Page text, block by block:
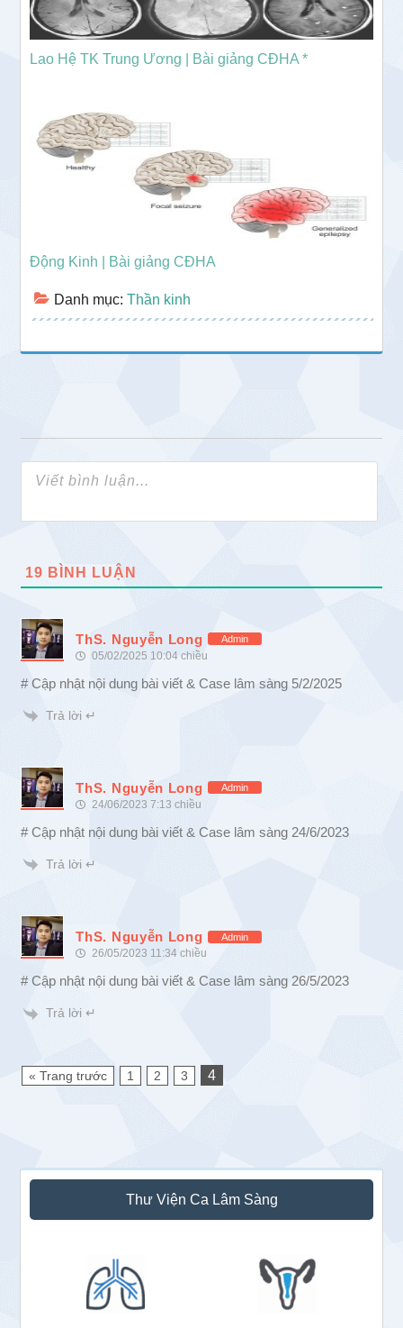
Lao Hệ TK Trung Ương | Bài giảng CĐHA *
Động Kinh | Bài giảng CĐHA
Danh mục:Thần kinh
19 BÌNH LUẬN
ThS. Nguyễn Long Admin
05/02/2025 10:04 chiều
# Cập nhật nội dung bài viết & Case lâm sàng 5/2/2025
Trả lời ↵
ThS. Nguyễn Long Admin
24/06/2023 7:13 chiều
# Cập nhật nội dung bài viết & Case lâm sàng 24/6/2023
Trả lời ↵
ThS. Nguyễn Long Admin
26/05/2023 11:34 chiều
# Cập nhật nội dung bài viết & Case lâm sàng 26/5/2023
Trả lời ↵
« Trang trước 1 2 3 4
Sidebar
chính
Thư Viện Ca Lâm Sàng